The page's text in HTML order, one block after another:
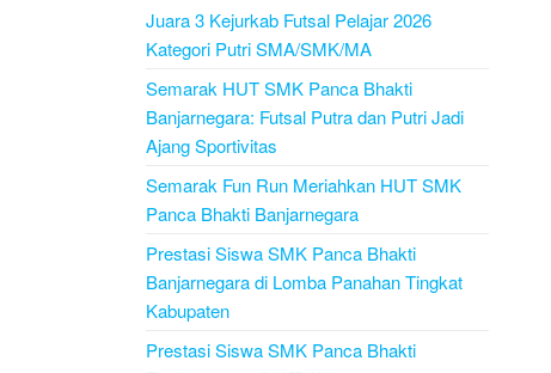
Juara 3 Kejurkab Futsal Pelajar 2026
Kategori Putri SMA/SMK/MA
Semarak HUT SMK Panca Bhakti
Banjarnegara: Futsal Putra dan Putri Jadi
Ajang Sportivitas
Semarak Fun Run Meriahkan HUT SMK
Panca Bhakti Banjarnegara
Prestasi Siswa SMK Panca Bhakti
Banjarnegara di Lomba Panahan Tingkat
Kabupaten
Prestasi Siswa SMK Panca Bhakti